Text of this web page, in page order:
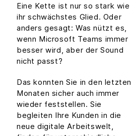
Eine Kette ist nur so stark wie
ihr schwächstes Glied. Oder
anders gesagt: Was nützt es,
wenn Microsoft Teams immer
besser wird, aber der Sound
nicht passt?
Das konnten Sie in den letzten
Monaten sicher auch immer
wieder feststellen. Sie
begleiten Ihre Kunden in die
neue digitale Arbeitswelt,